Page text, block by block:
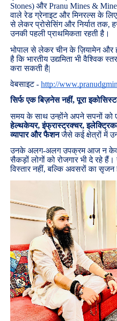
Stones) और Pranu Mines &
वाले रेड ग्रेनाइट और मिनरल्स के
से लेकर प्रोसेसिंग और निर्यात तक,
उनकी पहली प्राथमिकता रहती है।
भोपाल से लेकर चीन के ज़ियामेन और
है कि भारतीय उद्यमिता भी वैश्विक
करा सकती है|
वेबसाइट - http://
सिर्फ एक बिज़नेस नहीं, पूरा
समय के साथ उन्होंने अपने सपनों को
हेल्थकेयर, इंफ्रास्ट्रक्चर,
व्यापार और फैशनजैसे कई क्षेत्रों में
उनके अलग-अलग उपक्रम आज न केवल
सैकड़ों लोगों को रोजगार भी दे रहे
विस्तार नहीं, बल्कि अवसरों का सृजन